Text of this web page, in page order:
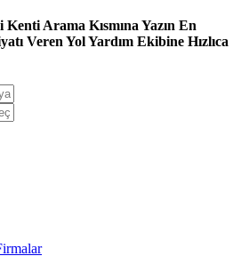
Arama Kısmına Yazın En
Veren Yol Yardım Ekibine Hızlıca